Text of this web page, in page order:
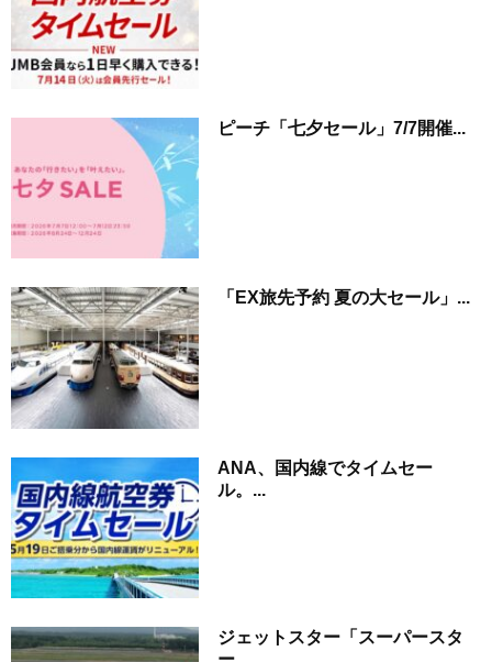
ピーチ「七夕セール」7/7開催...
「EX旅先予約 夏の大セール」...
ANA、国内線でタイムセー
ル。...
ジェットスター「スーパースタ